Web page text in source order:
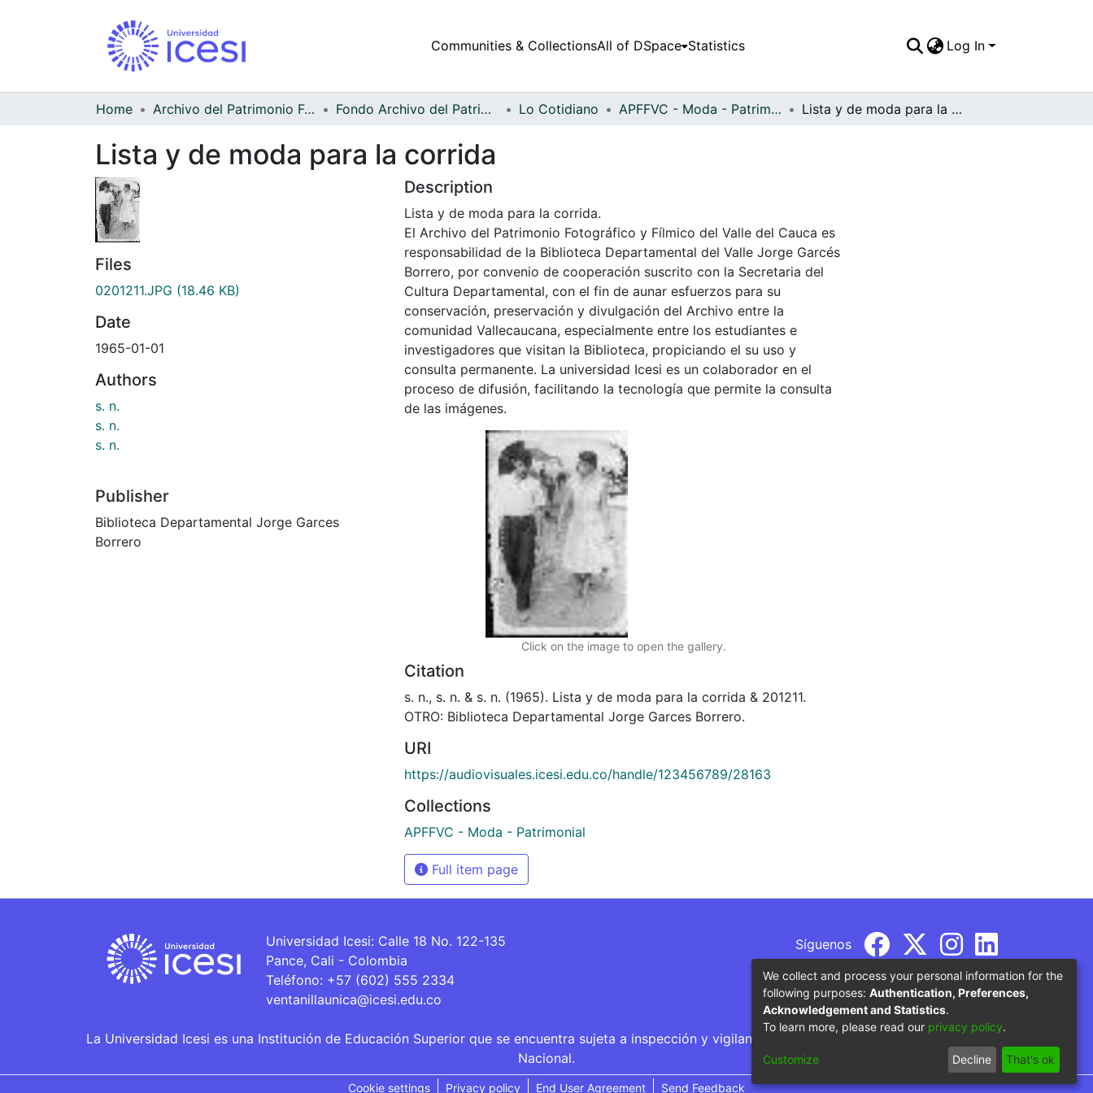
Communities & CollectionsAll of DSpace Statistics Log In
Home Archivo del Patrimonio Fotográfico y Fílmico del Valle del Cauca Fondo Archivo del Patrimonio Fotográfico y Fílmico del Valle del Cauca Lo Cotidiano APFFVC - Moda - Patrimonial Lista y de moda para la corrida
Lista y de moda para la corrida
Files
0201211.JPG (18.46 KB)
Date
1965-01-01
Authors
s. n.
s. n.
s. n.
Publisher
Biblioteca Departamental Jorge Garces
Borrero
Description
Lista y de moda para la corrida.
El Archivo del Patrimonio Fotográfico y Fílmico del Valle del Cauca es
responsabilidad de la Biblioteca Departamental del Valle Jorge Garcés
Borrero, por convenio de cooperación suscrito con la Secretaria del
Cultura Departamental, con el fin de aunar esfuerzos para su
conservación, preservación y divulgación del Archivo entre la
comunidad Vallecaucana, especialmente entre los estudiantes e
investigadores que visitan la Biblioteca, propiciando el su uso y
consulta permanente. La universidad Icesi es un colaborador en el
proceso de difusión, facilitando la tecnología que permite la consulta
de las imágenes.
Click on the image to open the gallery.
Citation
s. n., s. n. & s. n. (1965). Lista y de moda para la corrida & 201211.
OTRO: Biblioteca Departamental Jorge Garces Borrero.
URI
https://audiovisuales.icesi.edu.co/handle/123456789/28163
Collections
APFFVC - Moda - Patrimonial
Full item page
Universidad Icesi: Calle 18 No. 122-135
Pance, Cali - Colombia
Teléfono: +57 (602) 555 2334
ventanillaunica@icesi.edu.co
Síguenos
La Universidad Icesi es una Institución de Educación Superior que se encuentra sujeta a inspección y vigilancia por parte del Ministerio de Educación
Nacional.
Cookie settings Privacy policy End User Agreement Send Feedback
We collect and process your personal information for the
following purposes: Authentication, Preferences,
Acknowledgement and Statistics.
To learn more, please read our privacy policy.
Customize Decline That's ok